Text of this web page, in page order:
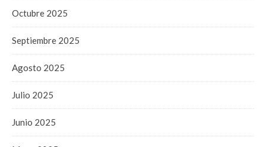
Octubre 2025
Septiembre 2025
Agosto 2025
Julio 2025
Junio 2025